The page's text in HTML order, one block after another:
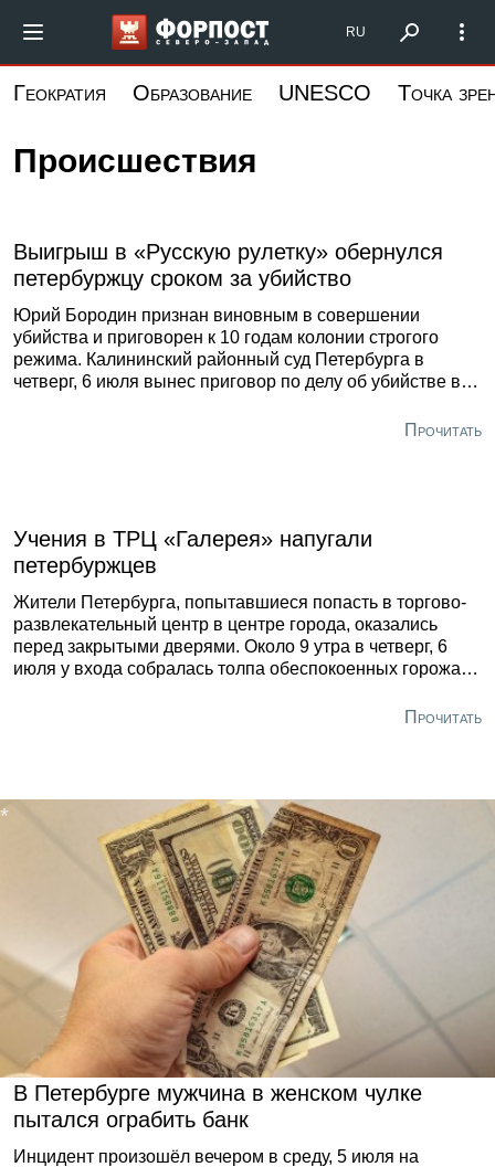
основному
Форпост Северо-Запад
RU
Геократия Образование UNESCO Точка
Происшествия
Выигрыш в «Русскую рулетку» обернулся
петербуржцу сроком за убийство
Юрий Бородин признан виновным в совершении
убийства и приговорен к 10 годам колонии строгого
режима. Калининский районный суд Петербурга в
четверг, 6 июля вынес приговор по делу об убийстве во
Прочитать
Учения в ТРЦ «Галерея» напугали
петербуржцев
Жители Петербурга, попытавшиеся попасть в торгово-
развлекательный центр в центре города, оказались
перед закрытыми дверями. Около 9 утра в четверг, 6
июля у входа собралась толпа обеспокоенных горожан.
«Галерея» проводились плановые учения. Сообщение
Прочитать
В Петербурге мужчина в женском чулке
пытался ограбить банк
Инцидент произошёл вечером в среду, 5 июля на